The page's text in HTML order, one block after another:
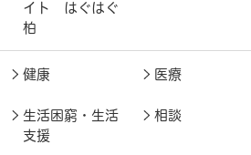
イト はぐはぐ
柏
健康 医療
生活困窮・生活
支援
相談